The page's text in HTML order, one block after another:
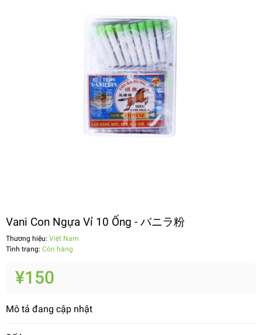
Vani Con Ngựa Vỉ 10 Ống - バニラ粉
Thương hiệu: Việt Nam
Tình trạng: Còn hàng
¥150
Mô tả đang cập nhật